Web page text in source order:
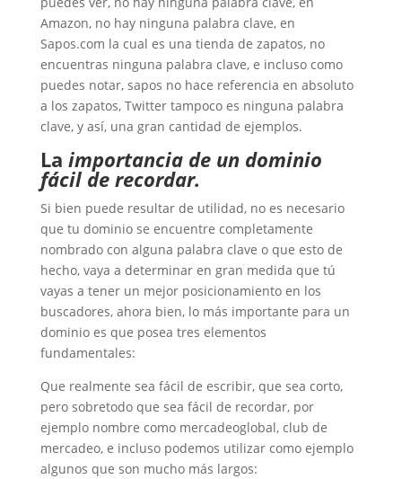
Amazon, no hay ninguna palabra clave, en
Sapos.com la cual es una tienda de zapatos, no
encuentras ninguna palabra clave, e incluso como
puedes notar, sapos no hace referencia en absoluto
a los zapatos, Twitter tampoco es ninguna palabra
clave, y así, una gran cantidad de ejemplos.
La importancia de un dominio
fácil de recordar.
Si bien puede resultar de utilidad, no es necesario
que tu dominio se encuentre completamente
nombrado con alguna palabra clave o que esto de
hecho, vaya a determinar en gran medida que tú
vayas a tener un mejor posicionamiento en los
buscadores, ahora bien, lo más importante para un
dominio es que posea tres elementos
fundamentales:
Que realmente sea fácil de escribir, que sea corto,
pero sobretodo que sea fácil de recordar, por
ejemplo nombre como mercadeoglobal, club de
mercadeo, e incluso podemos utilizar como ejemplo
algunos que son mucho más largos: